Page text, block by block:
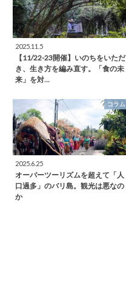
2025.11.5
【11/22-23開催】いのちをいただ
き、生き方を編み直す。「食の未
来」を対…
コラム
2025.6.25
オーバーツーリズムを超えて「人
口過多」のバリ島。観光は悪なの
か